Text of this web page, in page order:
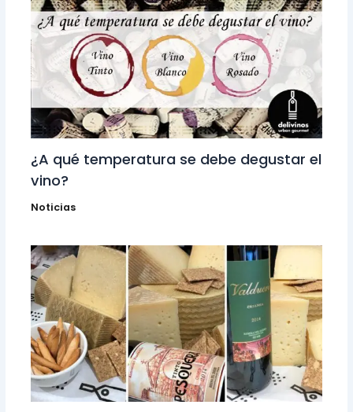
¿A qué temperatura se debe degustar el
vino?
Noticias